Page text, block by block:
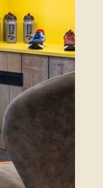
Bij
je de
voeten
ontmoeten
adviseurs je